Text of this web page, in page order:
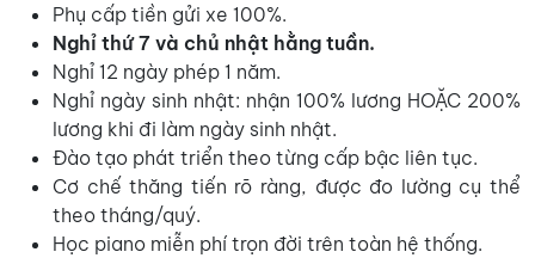
Phụ cấp tiền gửi xe 100%.
Nghỉ thứ 7 và chủ nhật hằng tuần.
Nghỉ 12 ngày phép 1 năm.
Nghỉ ngày sinh nhật: nhận 100% lương HOẶC 200%
lương khi đi làm ngày sinh nhật.
Đào tạo phát triển theo từng cấp bậc liên tục.
Cơ chế thăng tiến rõ ràng, được đo lường cụ thể
theo tháng/quý.
Học piano miễn phí trọn đời trên toàn hệ thống.